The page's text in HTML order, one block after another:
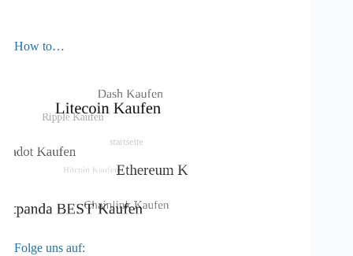
How to…
Folge uns auf: